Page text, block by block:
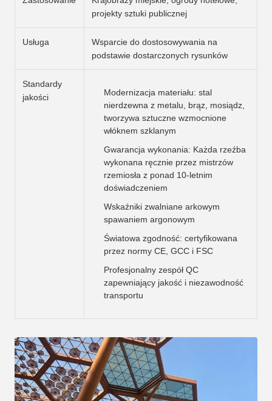
projekty sztuki publicznej
Usługa
Wsparcie do dostosowywania na
podstawie dostarczonych rysunków
Standardy
jakości
Modernizacja materiału: stal
nierdzewna z metalu, brąz, mosiądz,
tworzywa sztuczne wzmocnione
włóknem szklanym
Gwarancja wykonania: Każda rzeźba
wykonana ręcznie przez mistrzów
rzemiosła z ponad 10-letnim
doświadczeniem
Wskaźniki zwalniane arkowym
spawaniem argonowym
Światowa zgodność: certyfikowana
przez normy CE, GCC i FSC
Profesjonalny zespół QC
zapewniający jakość i niezawodność
transportu